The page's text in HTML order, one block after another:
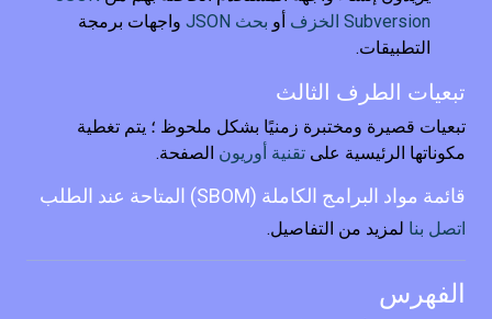
Subversion الخزف
أو بحث JSON
واجهات برمجة
التطبيقات.
تبعيات الطرف الثالث
تبعيات قصيرة ومختبرة زمنيًا بشكل ملحوظ ؛ يتم تغطية
مكوناتها الرئيسية على تقنية أوريون الصفحة.
قائمة مواد البرامج الكاملة (SBOM) المتاحة عند الطلب
اتصل بنا لمزيد من التفاصيل.
الفهرس